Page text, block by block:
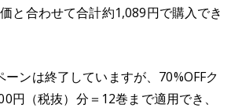
と合わせて合計約1,089円で購入でき
ーンは終了していますが、70%OFFク
円（税抜）分＝12巻まで適用でき、